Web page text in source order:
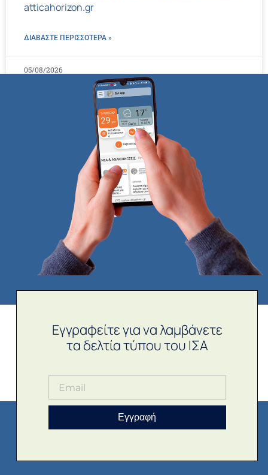
atticahorizon.gr
ΔΙΑΒΑΣΤΕ ΠΕΡΙΣΣΌΤΕΡΑ »
05/08/2026
Εγγραφείτε για να λαμβάνετε
τα δελτία τύπου του ΙΣΑ
Εγγραφή